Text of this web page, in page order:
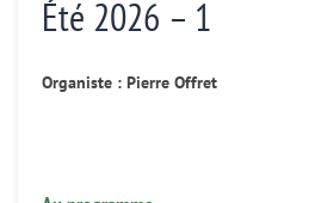
Été 2026 – 1
Organiste : Pierre Offret